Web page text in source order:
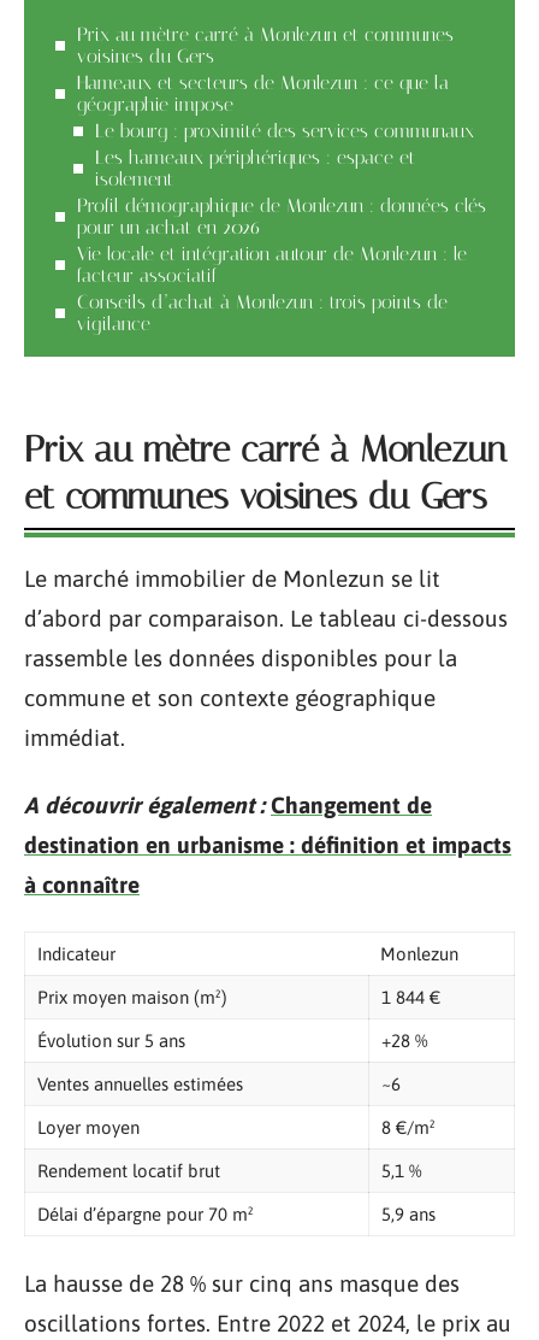
Prix au mètre carré à Monlezun et communes
voisines du Gers
Hameaux et secteurs de Monlezun : ce que la
géographie impose
Le bourg : proximité des services communaux
Les hameaux périphériques : espace et
isolement
Profil démographique de Monlezun : données clés
pour un achat en 2026
Vie locale et intégration autour de Monlezun : le
facteur associatif
Conseils d’achat à Monlezun : trois points de
vigilance
Prix au mètre carré à Monlezun
et communes voisines du Gers
Le marché immobilier de Monlezun se lit
d’abord par comparaison. Le tableau ci-dessous
rassemble les données disponibles pour la
commune et son contexte géographique
immédiat.
A découvrir également : Changement de
destination en urbanisme : définition et impacts
à connaître
Indicateur Monlezun
Prix moyen maison (m²) 1 844 €
Évolution sur 5 ans +28 %
Ventes annuelles estimées ~6
Loyer moyen 8 €/m²
Rendement locatif brut 5,1 %
Délai d’épargne pour 70 m² 5,9 ans
La hausse de 28 % sur cinq ans masque des
oscillations fortes. Entre 2022 et 2024, le prix au